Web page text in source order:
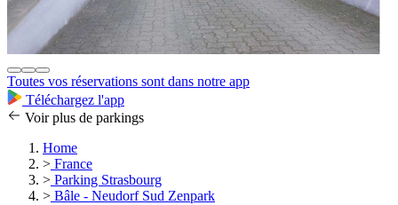
Toutes vos réservations sont dans notre app
Téléchargez l'app
Voir plus de parkings
Home
> France
> Parking Strasbourg
> Bâle - Neudorf Sud Zenpark